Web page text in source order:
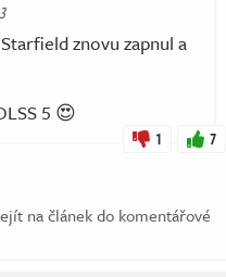
znovu zapnul a
5 😍
1 7
na článek do komentářové